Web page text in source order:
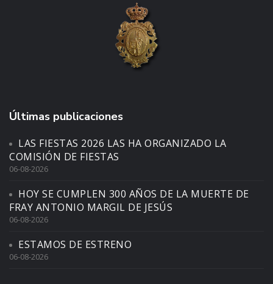
Últimas publicaciones
LAS FIESTAS 2026 LAS HA ORGANIZADO LA
COMISIÓN DE FIESTAS
06-08-2026
HOY SE CUMPLEN 300 AÑOS DE LA MUERTE DE
FRAY ANTONIO MARGIL DE JESÚS
06-08-2026
ESTAMOS DE ESTRENO
06-08-2026